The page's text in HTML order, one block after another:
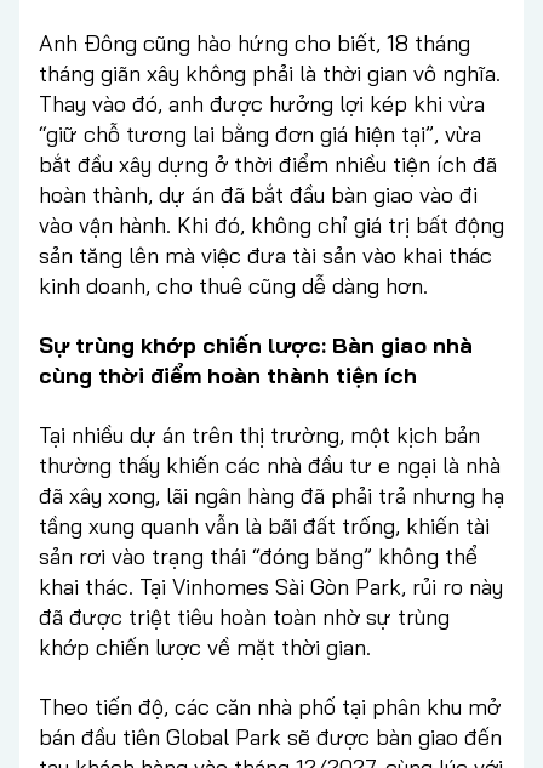
Anh Đông cũng hào hứng cho biết, 18 tháng
tháng giãn xây không phải là thời gian vô nghĩa.
Thay vào đó, anh được hưởng lợi kép khi vừa
“giữ chỗ tương lai bằng đơn giá hiện tại”, vừa
bắt đầu xây dựng ở thời điểm nhiều tiện ích đã
hoàn thành, dự án đã bắt đầu bàn giao vào đi
vào vận hành. Khi đó, không chỉ giá trị bất động
sản tăng lên mà việc đưa tài sản vào khai thác
kinh doanh, cho thuê cũng dễ dàng hơn.
Sự trùng khớp chiến lược: Bàn giao nhà
cùng thời điểm hoàn thành tiện ích
Tại nhiều dự án trên thị trường, một kịch bản
thường thấy khiến các nhà đầu tư e ngại là nhà
đã xây xong, lãi ngân hàng đã phải trả nhưng hạ
tầng xung quanh vẫn là bãi đất trống, khiến tài
sản rơi vào trạng thái “đóng băng” không thể
khai thác. Tại Vinhomes Sài Gòn Park, rủi ro này
đã được triệt tiêu hoàn toàn nhờ sự trùng
khớp chiến lược về mặt thời gian.
Theo tiến độ, các căn nhà phố tại phân khu mở
bán đầu tiên Global Park sẽ được bàn giao đến